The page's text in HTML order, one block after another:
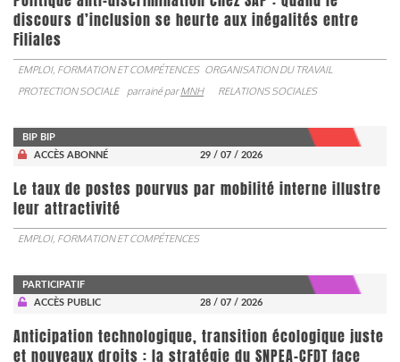
discours d’inclusion se heurte aux inégalités entre
Filiales
EMPLOI, FORMATION ET COMPÉTENCES ORGANISATION DU TRAVAIL
PROTECTION SOCIALE
parrainé parMNH RELATIONS SOCIALES
BIP BIP
ACCÈS ABONNÉ
29 / 07 / 2026
Le taux de postes pourvus par mobilité interne illustre
leur attractivité
EMPLOI, FORMATION ET COMPÉTENCES
PARTICIPATIF
ACCÈS PUBLIC
28 / 07 / 2026
Anticipation technologique, transition écologique juste
et nouveaux droits : la stratégie du SNPEA-CFDT face